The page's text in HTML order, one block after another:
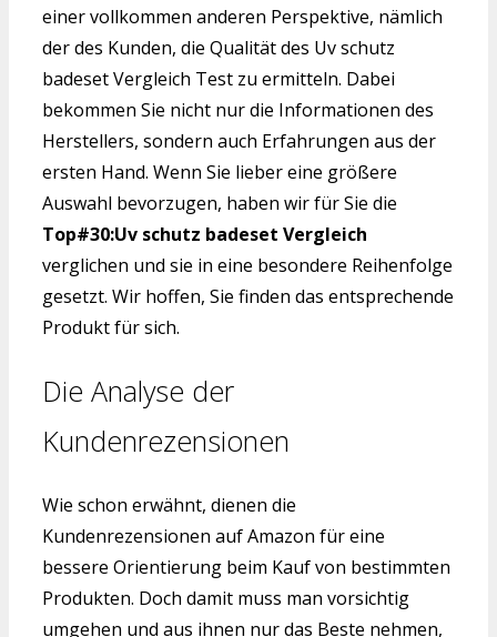
einer vollkommen anderen Perspektive, nämlich
der des Kunden, die Qualität des Uv schutz
badeset Vergleich Test zu ermitteln. Dabei
bekommen Sie nicht nur die Informationen des
Herstellers, sondern auch Erfahrungen aus der
ersten Hand. Wenn Sie lieber eine größere
Auswahl bevorzugen, haben wir für Sie die
Top#30:Uv schutz badeset Vergleich
verglichen und sie in eine besondere Reihenfolge
gesetzt. Wir hoffen, Sie finden das entsprechende
Produkt für sich.
Die Analyse der
Kundenrezensionen
Wie schon erwähnt, dienen die
Kundenrezensionen auf Amazon für eine
bessere Orientierung beim Kauf von bestimmten
Produkten. Doch damit muss man vorsichtig
umgehen und aus ihnen nur das Beste nehmen,